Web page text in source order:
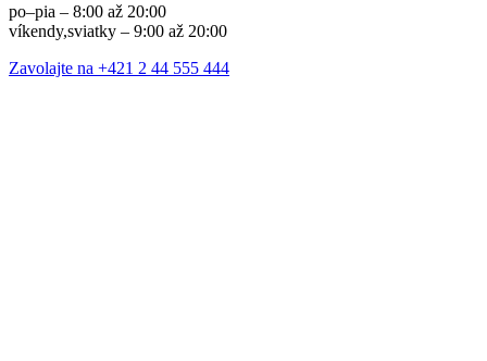
po–pia – 8:00 až 20:00
víkendy,sviatky – 9:00 až 20:00
Zavolajte na +421 2 44 555 444